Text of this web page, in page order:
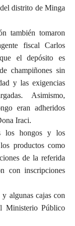
distrito de Minga
también tomaron
fiscal Carlos
el depósito es
champiñones sin
y las exigencias
Asimismo,
eran adheridos
Iraci.
los hongos y los
productos como
de la referida
con inscripciones
algunas cajas con
Ministerio Público